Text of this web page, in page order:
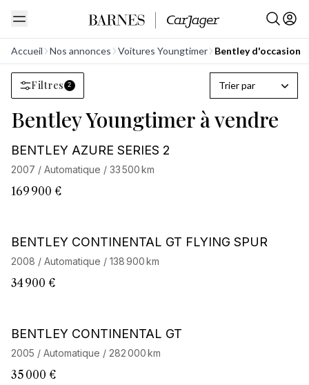
Accueil Nos annonces Voitures Youngtimer Bentley d'occasion
Filtres 2 Trier par
Bentley Youngtimer à vendre
Barnes Exclusive
BENTLEY AZURE SERIES 2
2007 / Automatique / 33 500 km
169 900 €
BENTLEY CONTINENTAL GT FLYING SPUR
2008 / Automatique / 138 900 km
34 900 €
BENTLEY CONTINENTAL GT
2005 / Automatique / 282 000 km
35 000 €